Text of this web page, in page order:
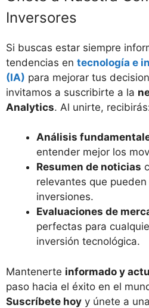
Inversores
Si buscas estar siempre
tendencias en tecnología e
(IA) para mejorar tus
invitamos a suscribirte a la
Analytics. Al unirte,
Análisis
entender mejor los
Resumen de noticias
relevantes que
inversiones.
Evaluaciones de
perfectas para
inversión tecnológica.
Mantenerte informado y
paso hacia el éxito en el
Suscríbete hoy y únete a